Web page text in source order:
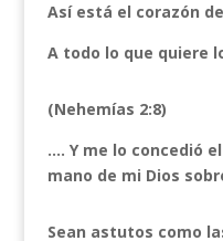
Así está el corazón
A todo lo que quiere
(Nehemías 2:8)
…. Y me lo concedió
mano de mi Dios
Sean astutos como